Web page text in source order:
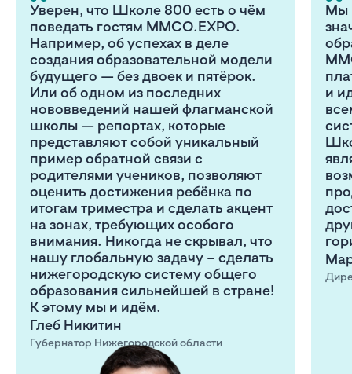
Уверен, что Школе 800 есть о чём
поведать гостям MMCO.EXPO.
Например, об успехах в деле
создания образовательной модели
будущего — без двоек и пятёрок.
Или об одном из последних
нововведений нашей флагманской
школы — репортах, которые
представляют собой уникальный
пример обратной связи с
родителями учеников, позволяют
оценить достижения ребёнка по
итогам триместра и сделать акцент
на зонах, требующих особого
внимания. Никогда не скрывал, что
нашу глобальную задачу – сделать
нижегородскую систему общего
образования сильнейшей в стране!
К этому мы и идём.
Глеб Никитин
Губернатор Нижегородской области
Мы
и